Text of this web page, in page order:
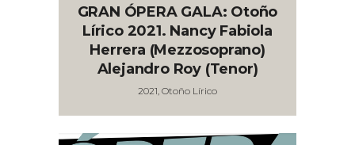
GRAN ÓPERA GALA: Otoño
Lírico 2021. Nancy Fabiola
Herrera (mezzosoprano)
Alejandro Roy (tenor)
2021, Otoño Lírico